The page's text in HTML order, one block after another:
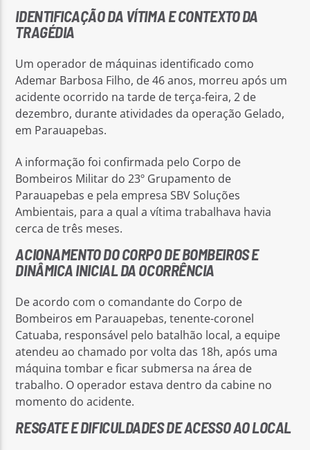
OPERAÇÃO
NA
BARRAGEM
DO
GELADO,
EM
PARAUAPEBAS
IDENTIFICAÇÃO DA VÍTIMA E CONTEXTO DA
TRAGÉDIA
Um operador de máquinas identificado como
Ademar Barbosa Filho, de 46 anos, morreu após um
acidente ocorrido na tarde de terça-feira, 2 de
dezembro, durante atividades da operação Gelado,
em Parauapebas.
A informação foi confirmada pelo Corpo de
Bombeiros Militar do 23º Grupamento de
Parauapebas e pela empresa SBV Soluções
Ambientais, para a qual a vítima trabalhava havia
cerca de três meses.
ACIONAMENTO DO CORPO DE BOMBEIROS E
DINÂMICA INICIAL DA OCORRÊNCIA
De acordo com o comandante do Corpo de
Bombeiros em Parauapebas, tenente-coronel
Catuaba, responsável pelo batalhão local, a equipe
atendeu ao chamado por volta das 18h, após uma
máquina tombar e ficar submersa na área de
trabalho. O operador estava dentro da cabine no
momento do acidente.
RESGATE E DIFICULDADES DE ACESSO AO LOCAL